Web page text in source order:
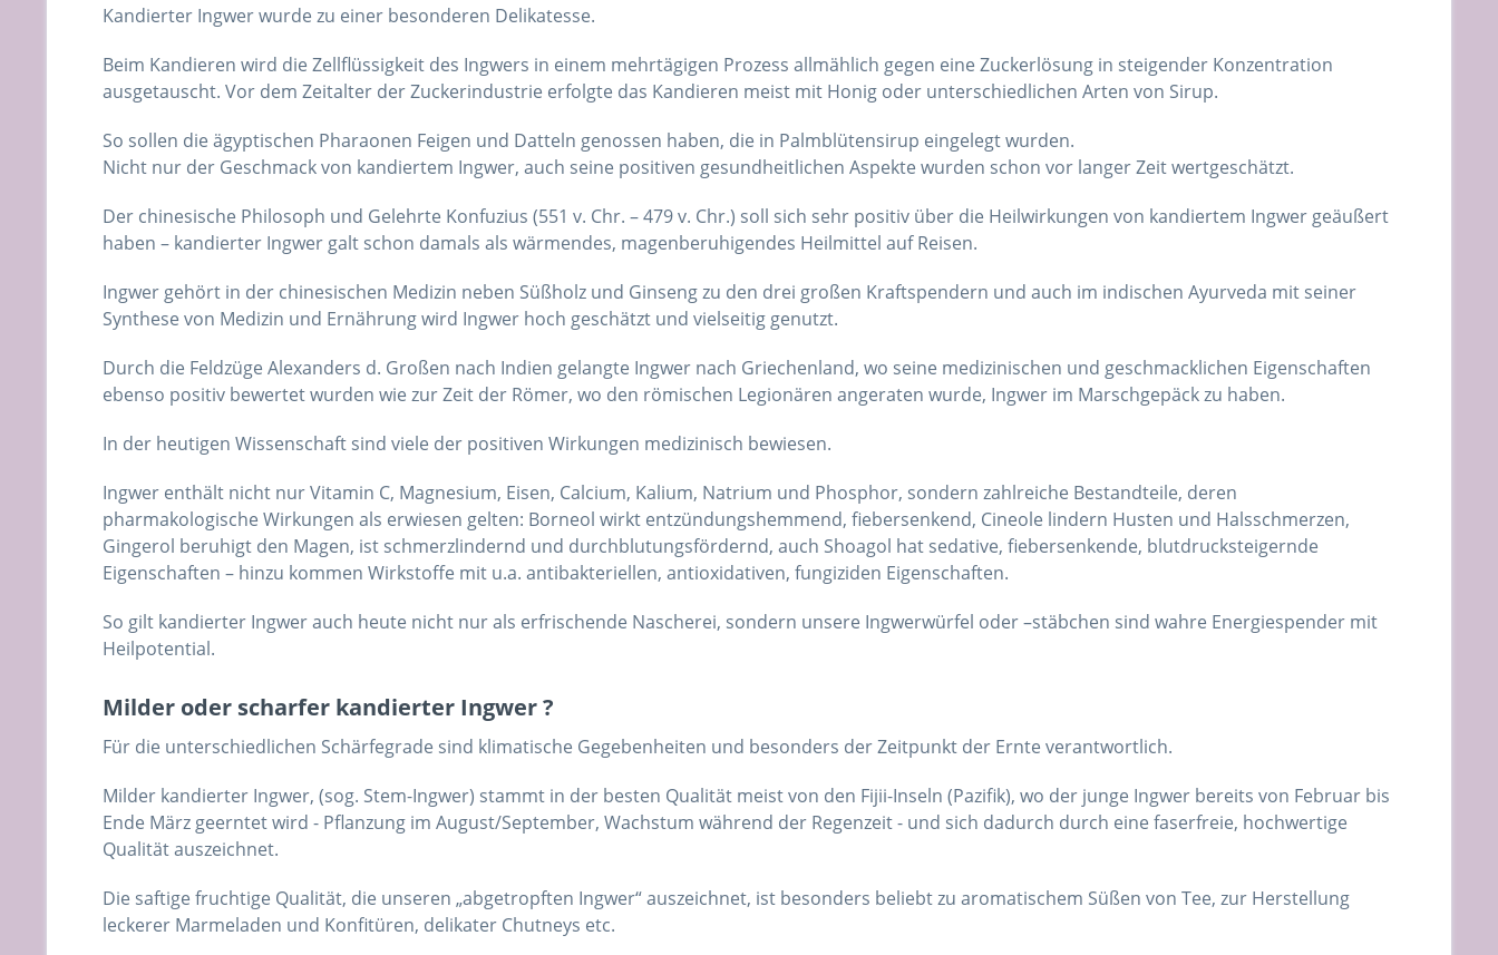
Kandierter Ingwer wurde zu einer besonderen Delikatesse.
Beim Kandieren wird die Zellflüssigkeit des Ingwers in einem mehrtägigen Prozess allmählich gegen eine Zuckerlösung in steigender Konzentration
ausgetauscht. Vor dem Zeitalter der Zuckerindustrie erfolgte das Kandieren meist mit Honig oder unterschiedlichen Arten von Sirup.
So sollen die ägyptischen Pharaonen Feigen und Datteln genossen haben, die in Palmblütensirup eingelegt wurden.
Nicht nur der Geschmack von kandiertem Ingwer, auch seine positiven gesundheitlichen Aspekte wurden schon vor langer Zeit wertgeschätzt.
Der chinesische Philosoph und Gelehrte Konfuzius (551 v. Chr. – 479 v. Chr.) soll sich sehr positiv über die Heilwirkungen von kandiertem Ingwer geäußert
haben – kandierter Ingwer galt schon damals als wärmendes, magenberuhigendes Heilmittel auf Reisen.
Ingwer gehört in der chinesischen Medizin neben Süßholz und Ginseng zu den drei großen Kraftspendern und auch im indischen Ayurveda mit seiner
Synthese von Medizin und Ernährung wird Ingwer hoch geschätzt und vielseitig genutzt.
Durch die Feldzüge Alexanders d. Großen nach Indien gelangte Ingwer nach Griechenland, wo seine medizinischen und geschmacklichen Eigenschaften
ebenso positiv bewertet wurden wie zur Zeit der Römer, wo den römischen Legionären angeraten wurde, Ingwer im Marschgepäck zu haben.
In der heutigen Wissenschaft sind viele der positiven Wirkungen medizinisch bewiesen.
Ingwer enthält nicht nur Vitamin C, Magnesium, Eisen, Calcium, Kalium, Natrium und Phosphor, sondern zahlreiche Bestandteile, deren
pharmakologische Wirkungen als erwiesen gelten: Borneol wirkt entzündungshemmend, fiebersenkend, Cineole lindern Husten und Halsschmerzen,
Gingerol beruhigt den Magen, ist schmerzlindernd und durchblutungsfördernd, auch Shoagol hat sedative, fiebersenkende, blutdrucksteigernde
Eigenschaften – hinzu kommen Wirkstoffe mit u.a. antibakteriellen, antioxidativen, fungiziden Eigenschaften.
So gilt kandierter Ingwer auch heute nicht nur als erfrischende Nascherei, sondern unsere Ingwerwürfel oder –stäbchen sind wahre Energiespender mit
Heilpotential.
Milder oder scharfer kandierter Ingwer ?
Für die unterschiedlichen Schärfegrade sind klimatische Gegebenheiten und besonders der Zeitpunkt der Ernte verantwortlich.
Milder kandierter Ingwer, (sog. Stem-Ingwer) stammt in der besten Qualität meist von den Fijii-Inseln (Pazifik), wo der junge Ingwer bereits von Februar bis
Ende März geerntet wird - Pflanzung im August/September, Wachstum während der Regenzeit - und sich dadurch durch eine faserfreie, hochwertige
Qualität auszeichnet.
Die saftige fruchtige Qualität, die unseren „abgetropften Ingwer“ auszeichnet, ist besonders beliebt zu aromatischem Süßen von Tee, zur Herstellung
leckerer Marmeladen und Konfitüren, delikater Chutneys etc.